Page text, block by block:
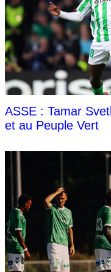
ASSE : Tamar
et au Peuple Vert